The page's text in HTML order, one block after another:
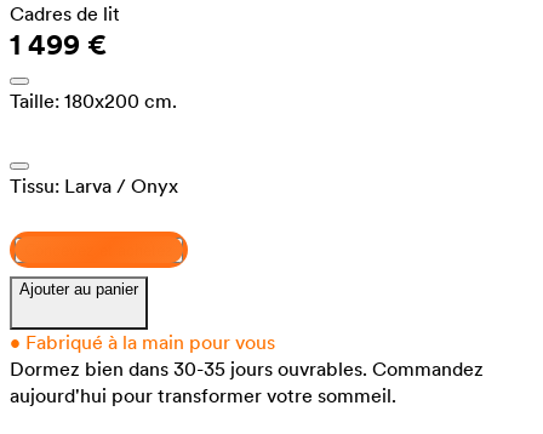
Cadres de lit
1 499 €
Taille: 180x200 cm.
Tissu: Larva / Onyx
Ajouter au panier
• Fabriqué à la main pour vous
Dormez bien dans 30-35 jours ouvrables. Commandez
aujourd'hui pour transformer votre sommeil.